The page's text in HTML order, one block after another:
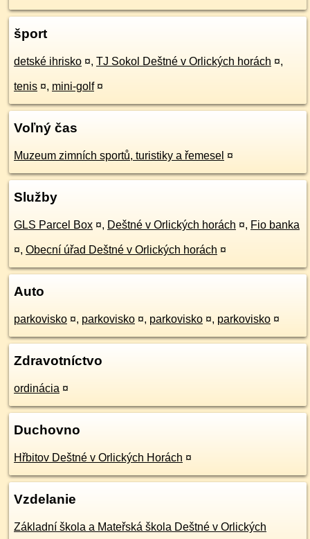
šport
detské ihrisko ¤, TJ Sokol Deštné v Orlických horách ¤,
tenis ¤, mini-golf ¤
Voľný čas
Muzeum zimních sportů, turistiky a řemesel ¤
Služby
GLS Parcel Box ¤, Deštné v Orlických horách ¤, Fio banka
¤, Obecní úřad Deštné v Orlických horách ¤
Auto
parkovisko ¤, parkovisko ¤, parkovisko ¤, parkovisko ¤
Zdravotníctvo
ordinácia ¤
Duchovno
Hřbitov Deštné v Orlických Horách ¤
Vzdelanie
Základní škola a Mateřská škola Deštné v Orlických